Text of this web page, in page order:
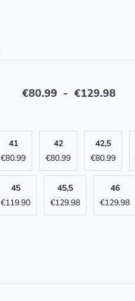
€80.99 - €129.98
41
€80.99
42
€80.99
42,5
€80.99
45
€119.90
45,5
€129.98
46
€129.98